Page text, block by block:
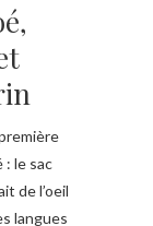
: le sac
de l’oeil
langues